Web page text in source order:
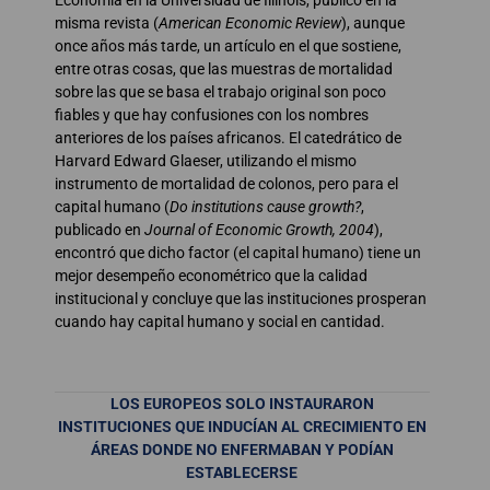
misma revista (American Economic Review), aunque
once años más tarde, un artículo en el que sostiene,
entre otras cosas, que las muestras de mortalidad
sobre las que se basa el trabajo original son poco
fiables y que hay confusiones con los nombres
anteriores de los países africanos. El catedrático de
Harvard Edward Glaeser, utilizando el mismo
instrumento de mortalidad de colonos, pero para el
capital humano (Do institutions cause growth?,
publicado en Journal of Economic Growth, 2004),
encontró que dicho factor (el capital humano) tiene un
mejor desempeño econométrico que la calidad
institucional y concluye que las instituciones prosperan
cuando hay capital humano y social en cantidad.
LOS EUROPEOS SOLO INSTAURARON
INSTITUCIONES QUE INDUCÍAN AL CRECIMIENTO EN
ÁREAS DONDE NO ENFERMABAN Y PODÍAN
ESTABLECERSE